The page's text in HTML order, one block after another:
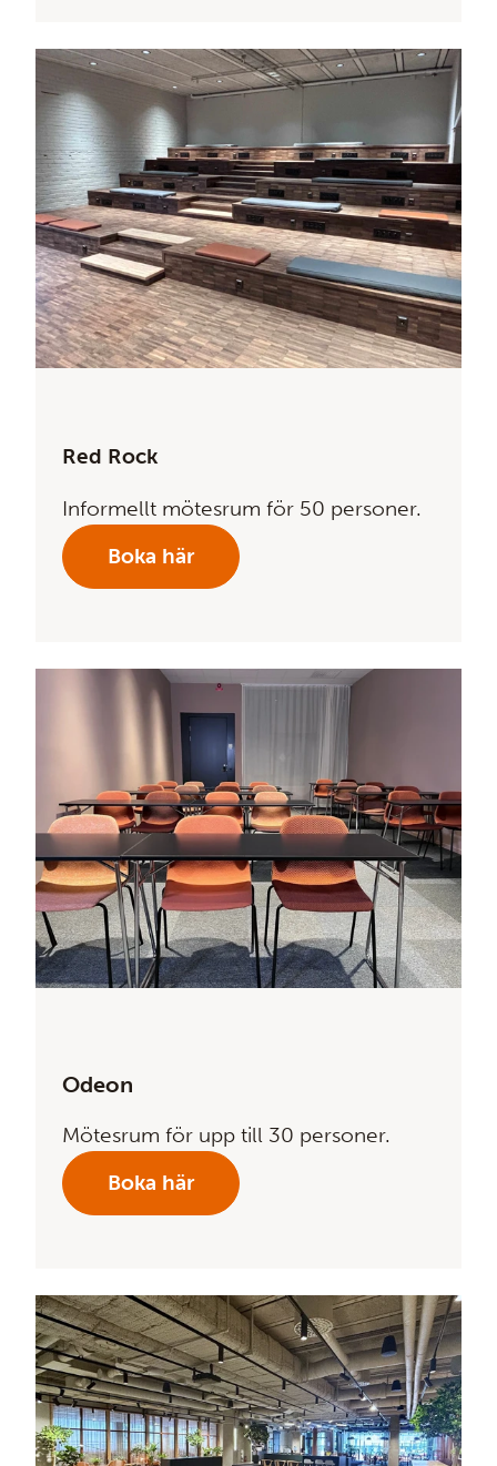
Red Rock
Informellt mötesrum för 50 personer.
Boka här
Odeon
Mötesrum för upp till 30 personer.
Boka här